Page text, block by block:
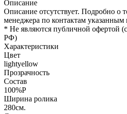
Описание
Описание отсутствует. Подробно о
менеджера по контактам указанным
* Не являются публичной офертой
РФ)
Характеристики
Цвет
lightyellow
Прозрачность
Состав
100%P
Ширина ролика
280см.